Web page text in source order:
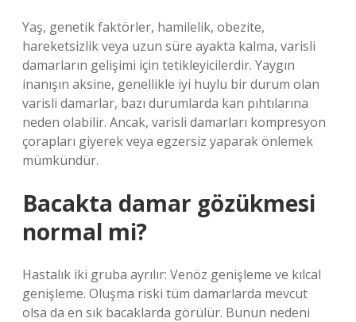
Yaş, genetik faktörler, hamilelik, obezite,
hareketsizlik veya uzun süre ayakta kalma, varisli
damarların gelişimi için tetikleyicilerdir. Yaygın
inanışın aksine, genellikle iyi huylu bir durum olan
varisli damarlar, bazı durumlarda kan pıhtılarına
neden olabilir. Ancak, varisli damarları kompresyon
çorapları giyerek veya egzersiz yaparak önlemek
mümkündür.
Bacakta damar gözükmesi
normal mi?
Hastalık iki gruba ayrılır: Venöz genişleme ve kılcal
genişleme. Oluşma riski tüm damarlarda mevcut
olsa da en sık bacaklarda görülür. Bunun nedeni